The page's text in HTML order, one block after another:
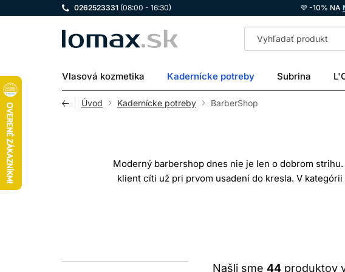
0262523331 (08:00 - 16:30) 💜 -10% NA
LOMAX
Vlasová kozmetika Kadernícke potreby Subrina
Úvod Kadernícke potreby BarberShop
Moderný barbershop dnes nie je len o dobrom
klient cíti už pri prvom usadení do kresla. V
domácich
Našli sme 44 produktov